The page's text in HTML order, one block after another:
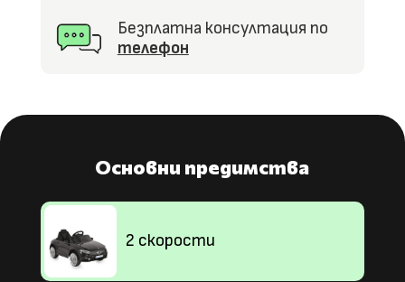
Безплатна консултация по
телефон
Основни предимства
2 скорости